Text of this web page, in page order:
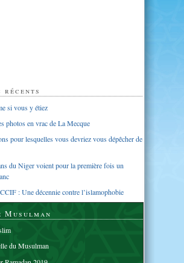
si vous y étiez
photos en vrac de La Mecque
pour lesquelles vous devriez vous dépêcher de
du Niger voient pour la première fois un
: Une décennie contre l’islamophobie
Musulman
du Musulman